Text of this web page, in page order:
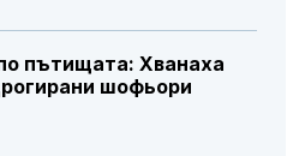
пътищата: Хванаха
шофьори